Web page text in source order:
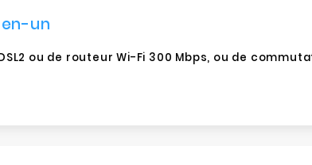
un
ou de routeur Wi-Fi 300 Mbps, ou de